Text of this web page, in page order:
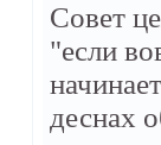
Cовет
"eсли
деснах